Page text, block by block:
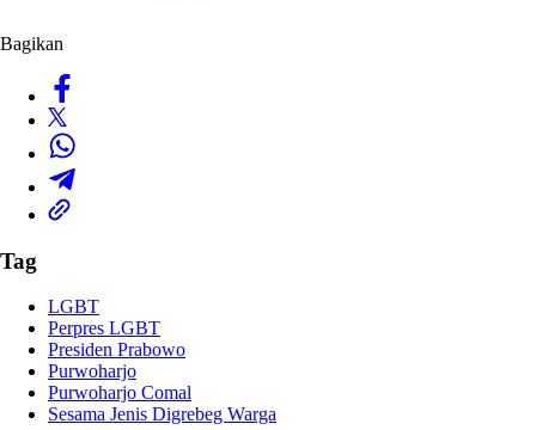
Bagikan
Tag
LGBT
Perpres LGBT
Presiden Prabowo
Purwoharjo
Purwoharjo Comal
Sesama Jenis Digrebeg Warga